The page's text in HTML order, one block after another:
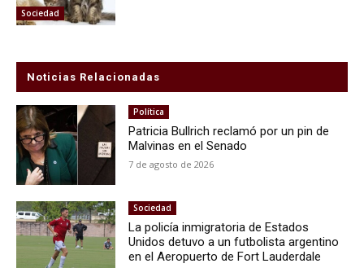
Sociedad
Noticias Relacionadas
Política
Patricia Bullrich reclamó por un pin de
Malvinas en el Senado
7 de agosto de 2026
Sociedad
La policía inmigratoria de Estados
Unidos detuvo a un futbolista argentino
en el Aeropuerto de Fort Lauderdale